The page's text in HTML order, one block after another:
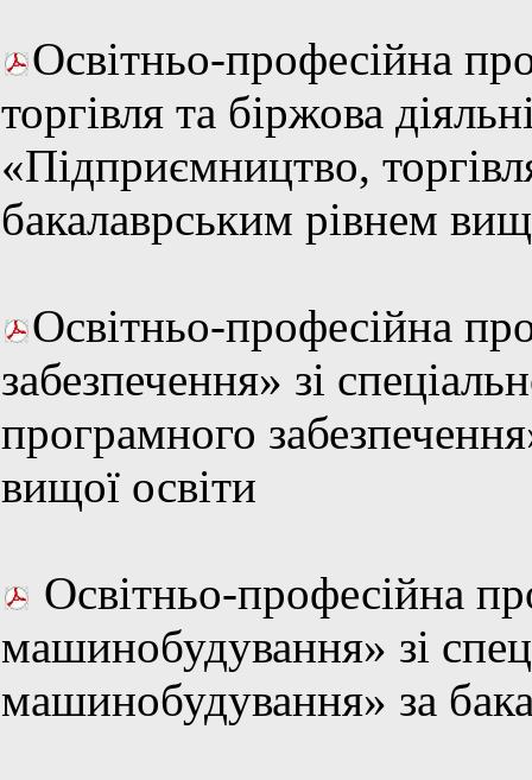
Освітньо-професійна
торгівля та біржова
«Підприємництво,
бакалаврським рівнем
Освітньо-професійна
забезпечення» зі
програмного
вищої освіти
Освітньо-професійна
машинобудування» зі
машинобудування» за